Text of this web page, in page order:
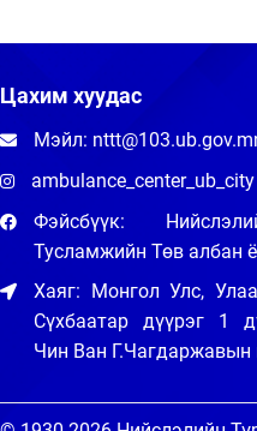
Цахим хуудас
Мэйл:
ambulance_center_ub_city
Фэйсбүүк:
Тусламжийн Төв албан
Хаяг: Монгол Улс,
Сүхбаатар дүүрэг 1
Чин Ван